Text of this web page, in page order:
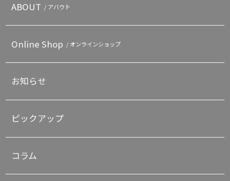
ABOUT / アバウト
Online Shop / オンラインショップ
お知らせ
ピックアップ
コラム